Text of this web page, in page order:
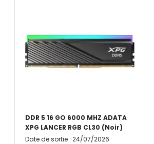
DDR 5 16 GO 6000 MHZ ADATA
XPG LANCER RGB CL30 (Noir)
Date de sortie : 24/07/2026